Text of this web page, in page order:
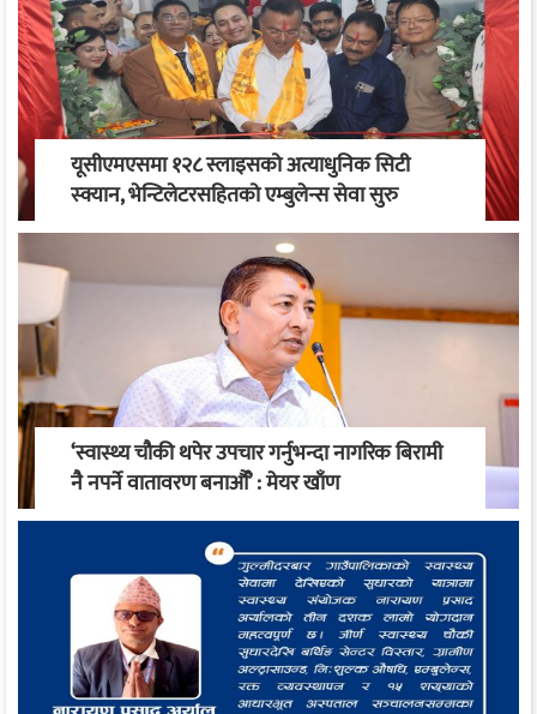
यूसीएमएसमा १२८ स्लाइसको अत्याधुनिक सिटी
स्क्यान, भेन्टिलेटरसहितको एम्बुलेन्स सेवा सुरु
‘स्वास्थ्य चौकी थपेर उपचार गर्नुभन्दा नागरिक बिरामी
नै नपर्ने वातावरण बनाऔँ’ : मेयर खाँण